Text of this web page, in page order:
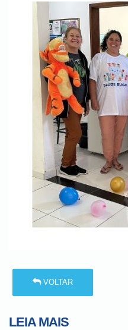
VOLTAR
LEIA MAIS